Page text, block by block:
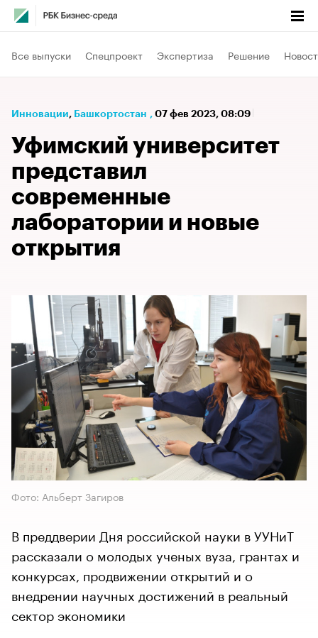
Все выпуски Спецпроект Экспертиза Решение
Инновации⁠, Башкортостан , 07 фев 2023, 08:09
Уфимский университет
представил
современные
лаборатории и новые
открытия
Фото: Альберт Загиров
В преддверии Дня российской науки в УУНиТ
рассказали о молодых ученых вуза, грантах и
конкурсах, продвижении открытий и о
внедрении научных достижений в реальный
сектор экономики